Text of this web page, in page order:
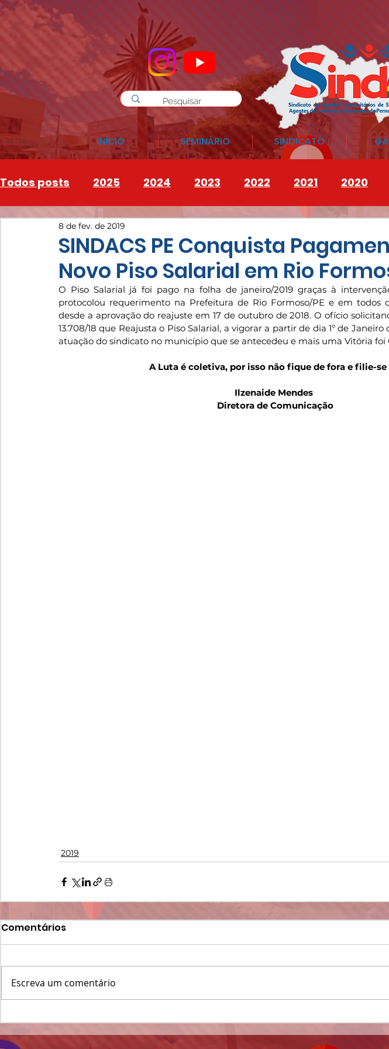
INÍCIO SEMINÁRIO SINDICATO
Todos posts 2025 2024 2023 2022 2021 2020
INSTAGRAM 2026
SINDACS PE Conquista
Novo Piso Salarial em Rio
8 de fev. de 2019
O Piso Salarial já foi pago na folha de janeiro/2019 graças à
protocolou requerimento na Prefeitura de Rio Formoso/PE e em todos
desde a aprovação do reajuste em 17 de outubro de 2018. O ofício
13.708/18 que Reajusta o Piso Salarial, a vigorar a partir de dia 1º de
atuação do sindicato no município que se antecedeu e mais uma Vitória foi
A Luta é coletiva, por isso não fique de fora e filie-se
Ilzenaide Mendes
Diretora de Comunicação
2019
Comentários
Escreva um comentário